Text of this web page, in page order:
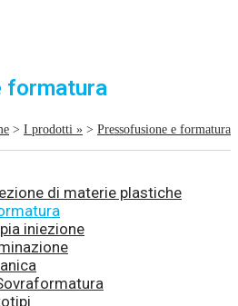
formatura
> I prodotti » > Pressofusione e formatura
di materie plastiche
iniezione